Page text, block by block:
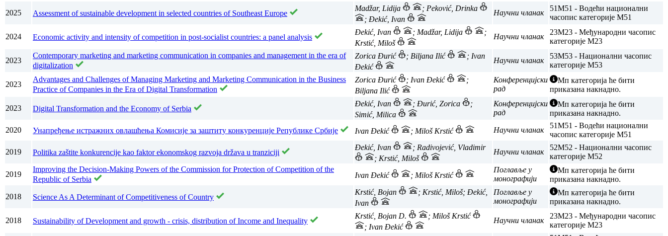
2025 Assessment of sustainable development in selected countries of Southeast Europe
Madžar, Lidija
; Peković, Drinka
; Đekić, Ivan
Научни чланак
51M51 - Водећи национални
часопис категорије M51
2024 Economic activity and intensity of competition in post-socialist countries: a panel analysis
Đekić, Ivan ; Madžar, Lidija
;
Krstić, Miloš
Научни чланак
23M23 - Међународни часопис
категорије M23
2023
Contemporary marketing and marketing communication in companies and management in the era of
digitalization
Zorica Đurić ; Biljana Ilić
; Ivan
Đekić
Научни чланак
53M53 - Национални часопис
категорије M53
2023
Advantages and Challenges of Managing Marketing and Marketing Communication in the Business
Practice of Companies in the Era of Digital Transformation
Zorica Đurić ; Ivan Đekić
;
Biljana Ilić
Конференцијски
рад
Мп категорија ће бити
приказана накнадно.
2023 Digital Transformation and the Economy of Serbia
Đekić, Ivan ; Đurić, Zorica
;
Simić, Milica
Конференцијски
рад
Мп категорија ће бити
приказана накнадно.
2020
Унапређење истражних овлашћења Комисије за заштиту конкуренције Републике Србије Ivan Đekić ; Miloš Krstić Научни чланак
51M51 - Водећи национални
часопис категорије M51
2019 Politika zaštite konkurencije kao faktor ekonomskog razvoja država u tranziciji
Đekić, Ivan
; Radivojević, Vladimir
; Krstić, Miloš
Научни чланак
52M52 - Национални часопис
категорије M52
2019
Improving the Decision‐Making Powers of the Commission for Protection of Competition of the
Republic of Serbia
Ivan Đekić ; Miloš Krstić
Поглавље у
монографији
Мп категорија ће бити
приказана накнадно.
2018 Science As A Determinant of Competitiveness of Country
Krstić, Bojan
; Krstić, Miloš; Đekić,
Ivan
Поглавље у
монографији
Мп категорија ће бити
приказана накнадно.
2018 Sustainability of Development and growth - crisis, distribution of Income and Inequality
Krstić, Bojan D.
; Miloš Krstić
; Ivan Đekić
Научни чланак
23M23 - Међународни часопис
категорије M23